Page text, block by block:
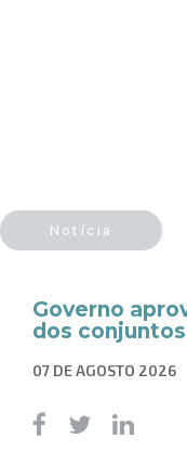
Notícia
Governo
dos
07 DE AGOSTO 2026